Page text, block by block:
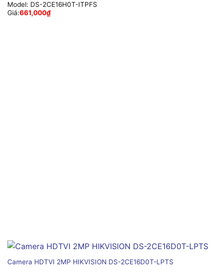
Model: DS-2CE16H0T-ITPFS
Giá:661,000₫
Camera HDTVI 2MP HIKVISION DS-2CE16D0T-LPTS